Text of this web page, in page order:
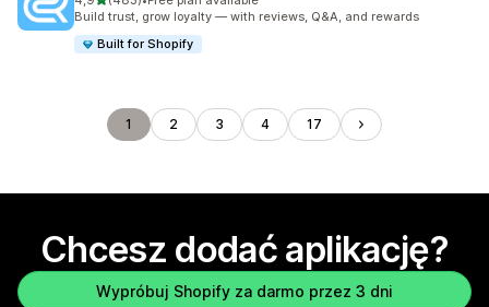
Łączna liczba recenzji: 483
Build trust, grow loyalty — with reviews, Q&A, and rewards
Built for Shopify
1 2 3 4 17
Chcesz dodać aplikację?
Wypróbuj Shopify za darmo przez 3 dni